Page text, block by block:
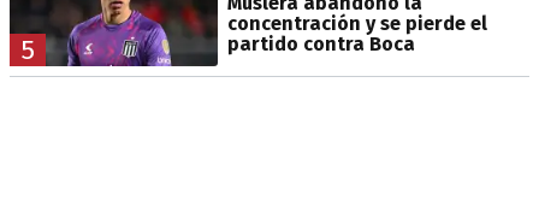
5
concentración y se pierde el
partido contra Boca